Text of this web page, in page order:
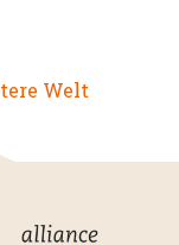
Welt